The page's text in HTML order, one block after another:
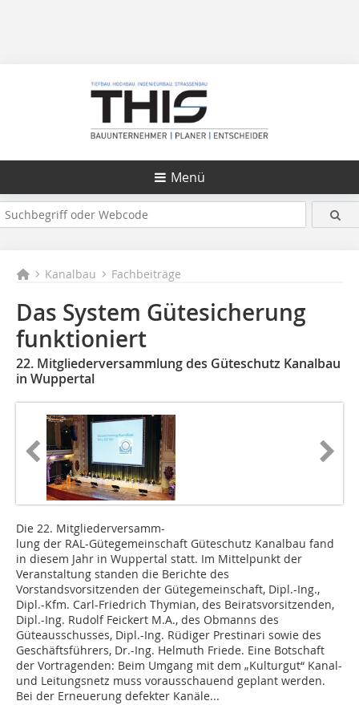
Menü
Kanalbau Fachbeiträge
Das System Gütesicherung
funktioniert
22. Mitgliederversammlung des Güteschutz Kanalbau
in Wuppertal
Die 22. Mitgliederversamm-
lung der RAL-Gütegemeinschaft Güteschutz Kanalbau fand
in diesem Jahr in Wuppertal statt. Im Mittelpunkt der
Veranstaltung standen die Berichte des
Vorstandsvorsitzenden der Gütegemeinschaft, Dipl.-Ing.,
Dipl.-Kfm. Carl-Friedrich Thymian, des Beiratsvorsitzenden,
Dipl.-Ing. Rudolf Feickert M.A., des Obmanns des
Güteausschusses, Dipl.-Ing. Rüdiger Prestinari sowie des
Geschäftsführers, Dr.-Ing. Helmuth Friede. Eine Botschaft
der Vortragenden: Beim Umgang mit dem „Kulturgut“ Kanal-
und Leitungsnetz muss vorausschauend geplant werden.
Bei der Erneuerung defekter Kanäle...